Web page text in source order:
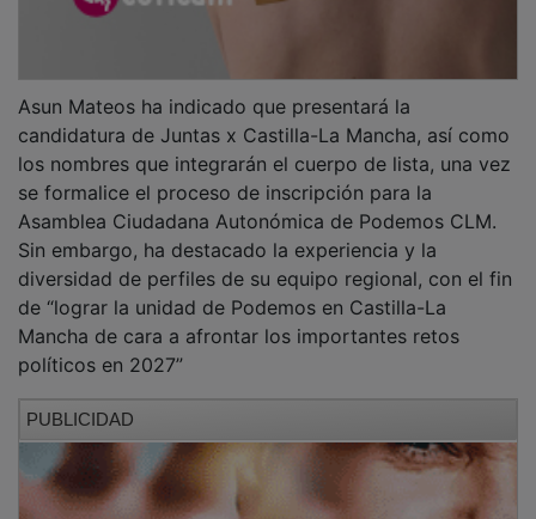
candidatura de Juntas x Castilla-La Mancha, así como
los nombres que integrarán el cuerpo de lista, una vez
se formalice el proceso de inscripción para la
Asamblea Ciudadana Autonómica de Podemos CLM.
Sin embargo, ha destacado la experiencia y la
diversidad de perfiles de su equipo regional, con el fin
de “lograr la unidad de Podemos en Castilla-La
Mancha de cara a afrontar los importantes retos
políticos en 2027”